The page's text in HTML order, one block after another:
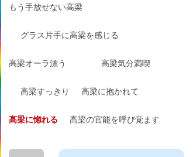
もう手放せない高梁
グラス片手に高梁を感じる
高梁オーラ漂う 高梁気分満喫
高梁すっきり 高梁に抱かれて
高梁に惚れる 高梁の官能を呼び覚ます